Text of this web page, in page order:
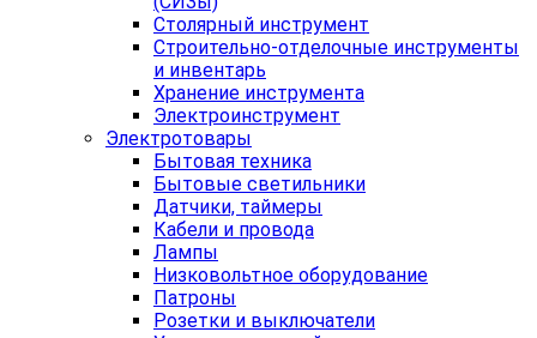
Столярный инструмент
Строительно-отделочные инструменты
и инвентарь
Хранение инструмента
Электроинструмент
Электротовары
Бытовая техника
Бытовые светильники
Датчики, таймеры
Кабели и провода
Лампы
Низковольтное оборудование
Патроны
Розетки и выключатели